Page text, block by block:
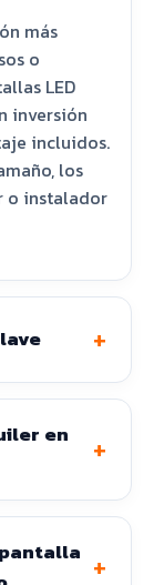
más
o
LED
inversión
incluidos.
los
o instalador
+
en
+
+